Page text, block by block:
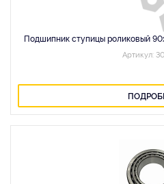
Подшипник ступицы роликовый
Артикул: